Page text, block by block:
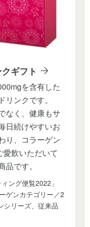
ギフト
を含有した
ンクです。
なく、健康もサ
日続けやすいお
り、コラーゲン
飲いただいて
です。
ング便覧2022」
ゲンカテゴリー／2
シリーズ、従来品